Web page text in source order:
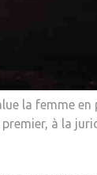
la femme
à la